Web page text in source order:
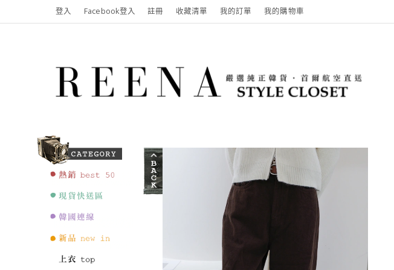
登入 Facebook登入 註冊 收藏清單 我的訂單 我的購物車